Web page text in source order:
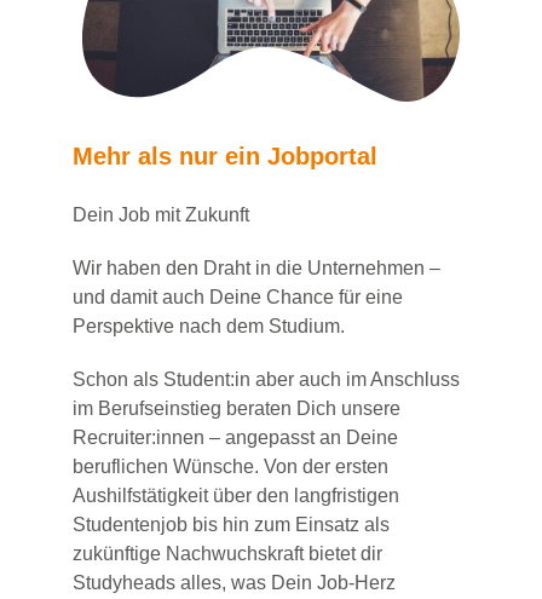
Mehr als nur ein Jobportal
Dein Job mit Zukunft
Wir haben den Draht in die Unternehmen –
und damit auch Deine Chance für eine
Perspektive nach dem Studium.
Schon als Student:in aber auch im Anschluss
im Berufseinstieg beraten Dich unsere
Recruiter:innen – angepasst an Deine
beruflichen Wünsche. Von der ersten
Aushilfstätigkeit über den langfristigen
Studentenjob bis hin zum Einsatz als
zukünftige Nachwuchskraft bietet dir
Studyheads alles, was Dein Job-Herz